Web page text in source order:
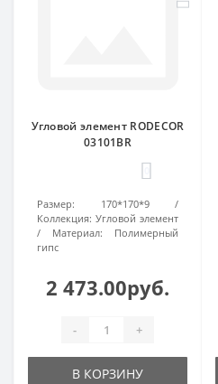
Угловой элемент RODECOR
03101BR
Размер:
170*170*9
Коллекция: Угловой элемент
Материал:
Полимерный
гипс
2 473.00руб.
- +
В КОРЗИНУ